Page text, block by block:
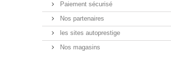
Paiement sécurisé
Nos partenaires
les sites autoprestige
Nos magasins